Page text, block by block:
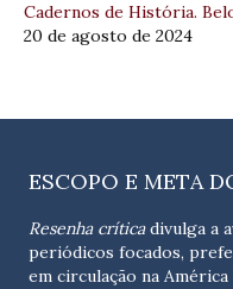
Cadernos de História.
20 de agosto de 2024
ESCOPO E META
Resenha críticadivulga a
periódicos focados,
em circulação na América